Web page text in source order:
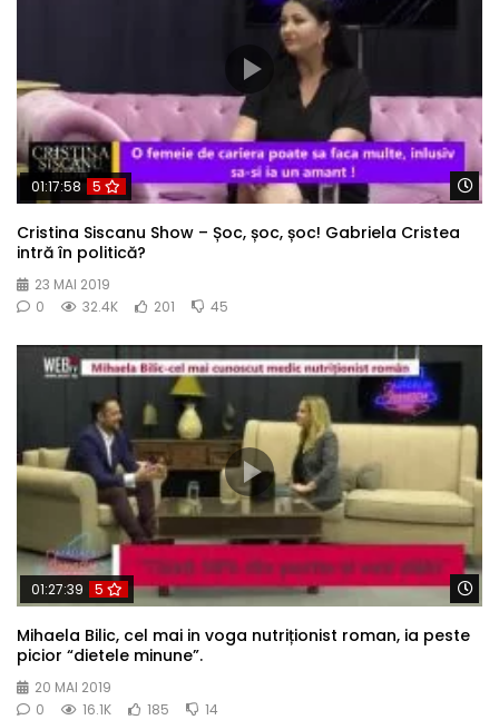
01:17:58 5
Cristina Siscanu Show – Șoc, șoc, șoc! Gabriela Cristea
intră în politică?
23 MAI 2019
0
32.4K 201 45
01:27:39 5
Mihaela Bilic, cel mai in voga nutriționist roman, ia peste
picior “dietele minune”.
20 MAI 2019
0
16.1K 185 14